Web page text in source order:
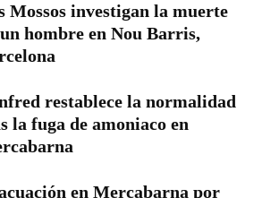
Mossos investigan la muerte
hombre en Nou Barris,
restablece la normalidad
la fuga de amoniaco en
en Mercabarna por